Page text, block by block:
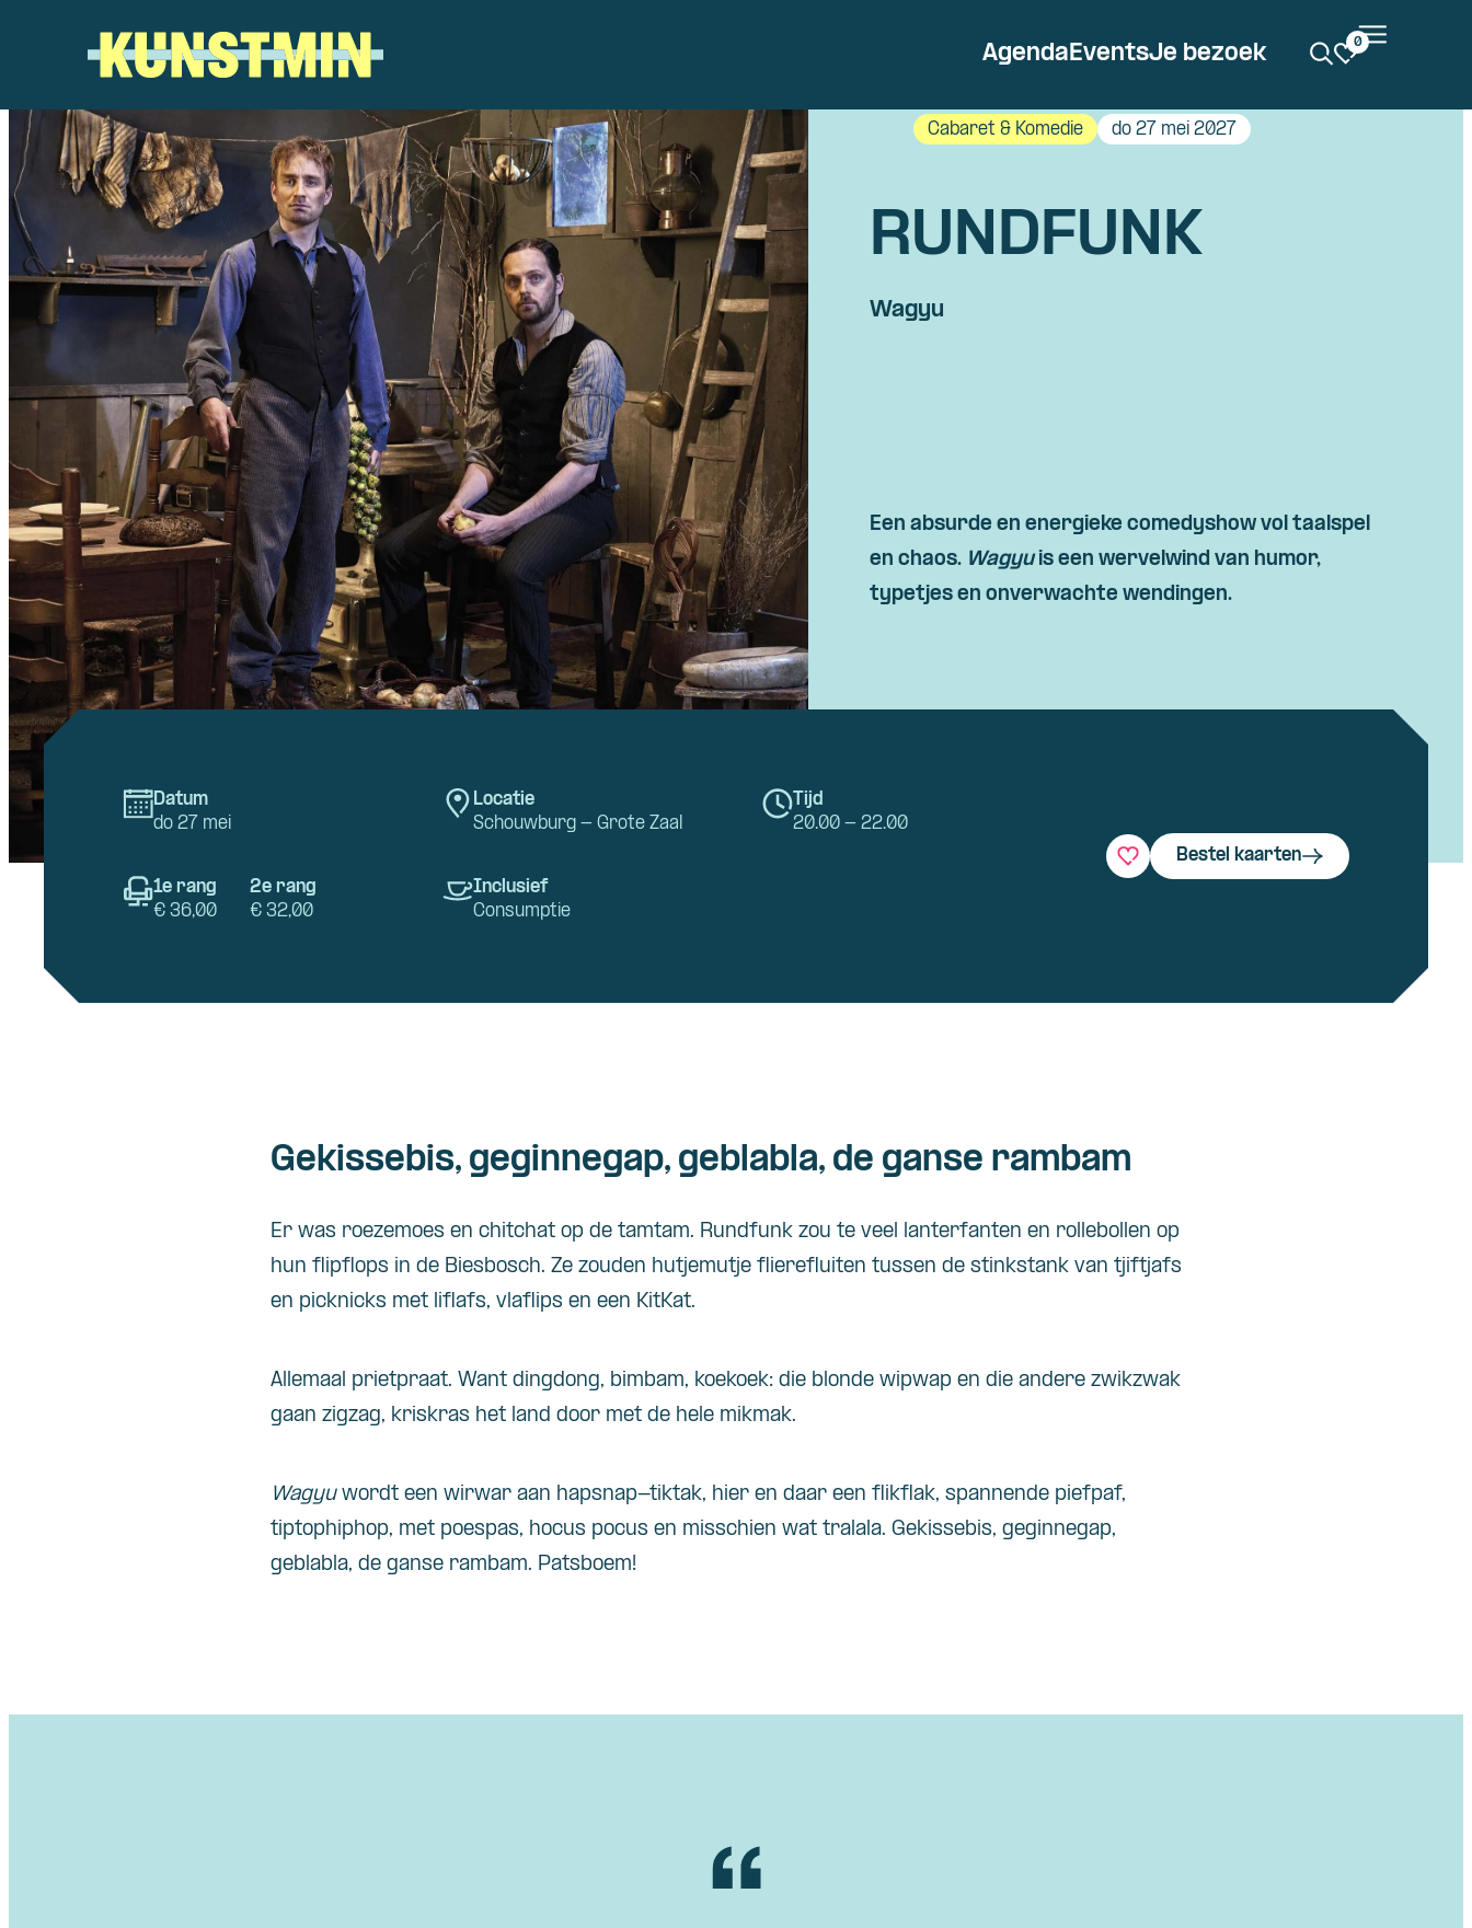
Skip navigatie
AgendaEventsJe bezoek 0
Cabaret & Komedie do 27 mei 2027
RUNDFUNK
Wagyu
Een absurde en energieke comedyshow vol taalspel
en chaos. Wagyuis een wervelwind van humor,
typetjes en onverwachte wendingen.
Datum
do 27 mei
Locatie
Schouwburg - Grote Zaal
Tijd
20.00 - 22.00
1e rang
€ 36,00
2e rang
€ 32,00
Inclusief
Consumptie
Bestel kaarten
Gekissebis, geginnegap, geblabla, de ganse rambam
Er was roezemoes en chitchat op de tamtam. Rundfunk zou te veel lanterfanten en rollebollen op
hun flipflops in de Biesbosch. Ze zouden hutjemutje flierefluiten tussen de stinkstank van tjiftjafs
en picknicks met liflafs, vlaflips en een KitKat.
Allemaal prietpraat. Want dingdong, bimbam, koekoek: die blonde wipwap en die andere zwikzwak
gaan zigzag, kriskras het land door met de hele mikmak.
Wagyuwordt een wirwar aan hapsnap-tiktak, hier en daar een flikflak, spannende piefpaf,
tiptophiphop, met poespas, hocus pocus en misschien wat tralala. Gekissebis, geginnegap,
geblabla, de ganse rambam. Patsboem!